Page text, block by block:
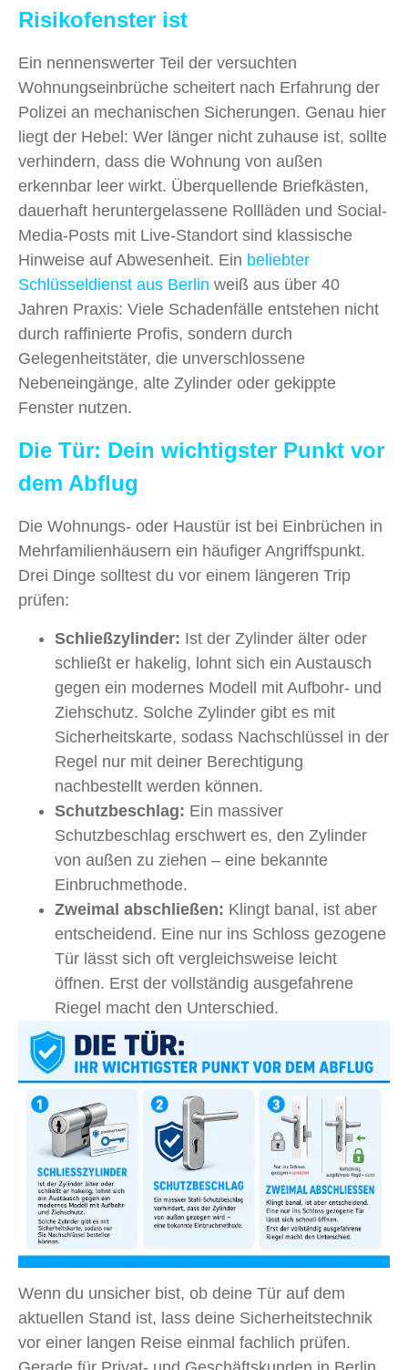
Risikofenster ist
Ein nennenswerter Teil der versuchten
Wohnungseinbrüche scheitert nach Erfahrung der
Polizei an mechanischen Sicherungen. Genau hier
liegt der Hebel: Wer länger nicht zuhause ist, sollte
verhindern, dass die Wohnung von außen
erkennbar leer wirkt. Überquellende Briefkästen,
dauerhaft heruntergelassene Rollläden und Social-
Media-Posts mit Live-Standort sind klassische
Hinweise auf Abwesenheit. Ein beliebter
Schlüsseldienst aus Berlin weiß aus über 40
Jahren Praxis: Viele Schadenfälle entstehen nicht
durch raffinierte Profis, sondern durch
Gelegenheitstäter, die unverschlossene
Nebeneingänge, alte Zylinder oder gekippte
Fenster nutzen.
Die Tür: Dein wichtigster Punkt vor
dem Abflug
Die Wohnungs- oder Haustür ist bei Einbrüchen in
Mehrfamilienhäusern ein häufiger Angriffspunkt.
Drei Dinge solltest du vor einem längeren Trip
prüfen:
Schließzylinder: Ist der Zylinder älter oder
schließt er hakelig, lohnt sich ein Austausch
gegen ein modernes Modell mit Aufbohr- und
Ziehschutz. Solche Zylinder gibt es mit
Sicherheitskarte, sodass Nachschlüssel in der
Regel nur mit deiner Berechtigung
nachbestellt werden können.
Schutzbeschlag: Ein massiver
Schutzbeschlag erschwert es, den Zylinder
von außen zu ziehen – eine bekannte
Einbruchmethode.
Zweimal abschließen: Klingt banal, ist aber
entscheidend. Eine nur ins Schloss gezogene
Tür lässt sich oft vergleichsweise leicht
öffnen. Erst der vollständig ausgefahrene
Riegel macht den Unterschied.
Wenn du unsicher bist, ob deine Tür auf dem
aktuellen Stand ist, lass deine Sicherheitstechnik
vor einer langen Reise einmal fachlich prüfen.